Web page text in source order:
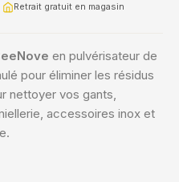
Retrait gratuit en magasin
en pulvérisateur de
pour éliminer les résidus
nettoyer vos gants,
accessoires inox et